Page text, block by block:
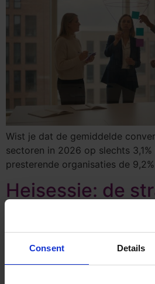
Consent Details
Wist je dat de gemiddelde
sectoren in 2026 op slechts
presterende organisaties de
Heisessie: de
gids voor